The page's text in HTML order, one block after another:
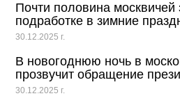
Почти половина москвичей
подработке в зимние
30.12.2025 г.
В новогоднюю ночь в
прозвучит обращение
30.12.2025 г.